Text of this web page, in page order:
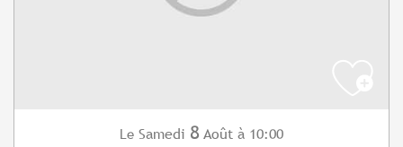
Le Samedi 8 Août à 10:00